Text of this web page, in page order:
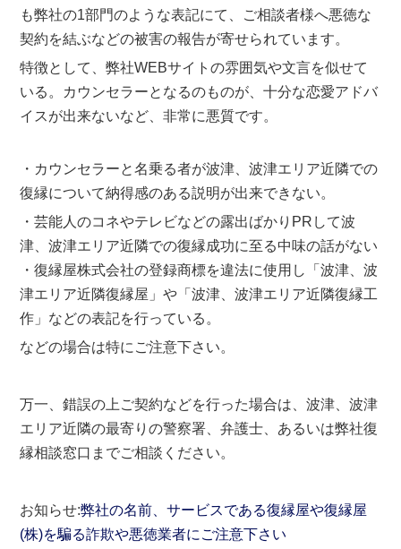
も弊社の1部門のような表記にて、ご相談者様へ悪徳な
契約を結ぶなどの被害の報告が寄せられています。
特徴として、弊社WEBサイトの雰囲気や文言を似せて
いる。カウンセラーとなるのものが、十分な恋愛アドバ
イスが出来ないなど、非常に悪質です。
・カウンセラーと名乗る者が波津、波津エリア近隣での
復縁について納得感のある説明が出来できない。
・芸能人のコネやテレビなどの露出ばかりPRして波
津、波津エリア近隣での復縁成功に至る中味の話がない
・復縁屋株式会社の登録商標を違法に使用し「波津、波
津エリア近隣復縁屋」や「波津、波津エリア近隣復縁工
作」などの表記を行っている。
などの場合は特にご注意下さい。
万一、錯誤の上ご契約などを行った場合は、波津、波津
エリア近隣の最寄りの警察署、弁護士、あるいは弊社復
縁相談窓口までご相談ください。
お知らせ:弊社の名前、サービスである復縁屋や復縁屋
(株)を騙る詐欺や悪徳業者にご注意下さい